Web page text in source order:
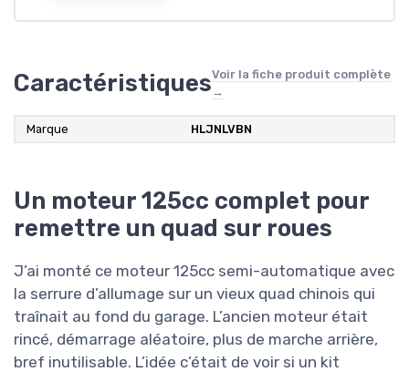
CaractéristiquesVoir la fiche produit complète
→
Marque ‎HLJNLVBN
Un moteur 125cc complet pour
remettre un quad sur roues
J’ai monté ce moteur 125cc semi-automatique avec
la serrure d’allumage sur un vieux quad chinois qui
traînait au fond du garage. L’ancien moteur était
rincé, démarrage aléatoire, plus de marche arrière,
bref inutilisable. L’idée c’était de voir si un kit